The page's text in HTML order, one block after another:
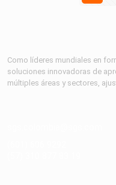
Como líderes mundiales en
soluciones innovadoras de
múltiples áreas y sectores,